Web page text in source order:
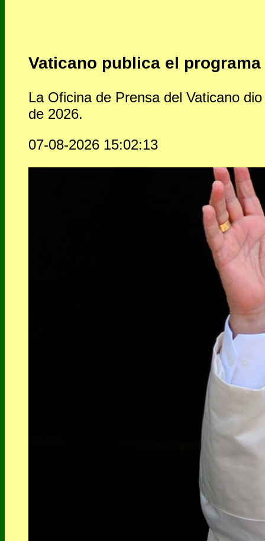
Vaticano publica el
La Oficina de Prensa del Vaticano
de 2026.
07-08-2026 15:02:13